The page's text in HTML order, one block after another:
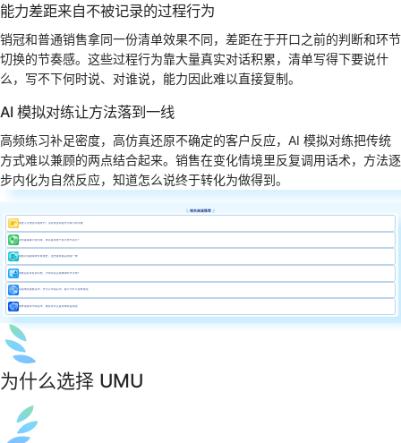
能力差距来自不被记录的过程行为
销冠和普通销售拿同一份清单效果不同，差距在于开口之前的判断和环节
切换的节奏感。这些过程行为靠大量真实对话积累，清单写得下要说什
么，写不下何时说、对谁说，能力因此难以直接复制。
AI 模拟对练让方法落到一线
高频练习补足密度，高仿真还原不确定的客户反应，AI 模拟对练把传统
方式难以兼顾的两点结合起来。销售在变化情境里反复调用话术，方法逐
步内化为自然反应，知道怎么说终于转化为做得到。
相关阅读推荐
销售人员电话沟通技巧：决定成败的是开口练习的次数
销售对话模拟软件有哪些，选会复制销冠的那一种
销售团队存在的问题，为何总在业绩停滞时才浮现？
白银电话销售话术：开口三句话之内，客户为什么挂断电话
教育销售技巧和话术，难在家长反复犹豫的面询里
为什么选择 UMU